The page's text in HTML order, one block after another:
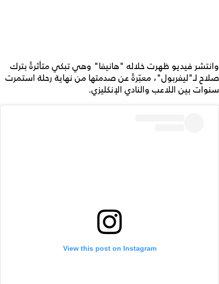
وانتشر فيديو ظهرت خلاله "هانيفا" وهي تبكي متأثرةً بترك
صلاح لـ"ليفربول"، معبّرةً عن صدمتها من نهاية رحلة استمرت
سنوات بين اللاعب والنادي الإنكليزي.
View this post on Instagram